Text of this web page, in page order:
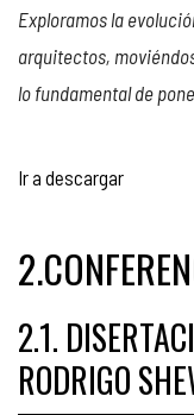
Exploramos la
arquitectos,
lo fundamental de
Reproductor
audio
Ir a descargar
2.1.
RODRIGO